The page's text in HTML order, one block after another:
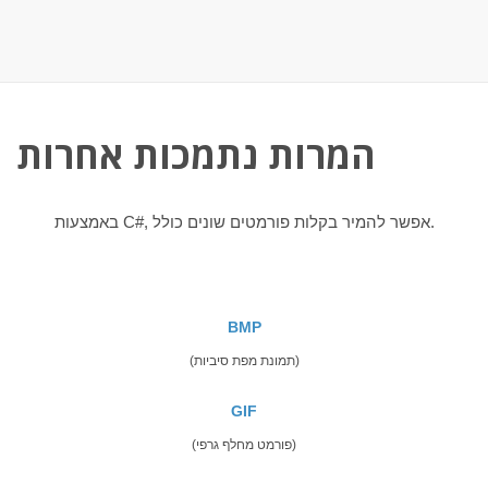
המרות נתמכות אחרות
באמצעות C#, אפשר להמיר בקלות פורמטים שונים כולל.
BMP
(תמונת מפת סיביות)
GIF
(פורמט מחלף גרפי)